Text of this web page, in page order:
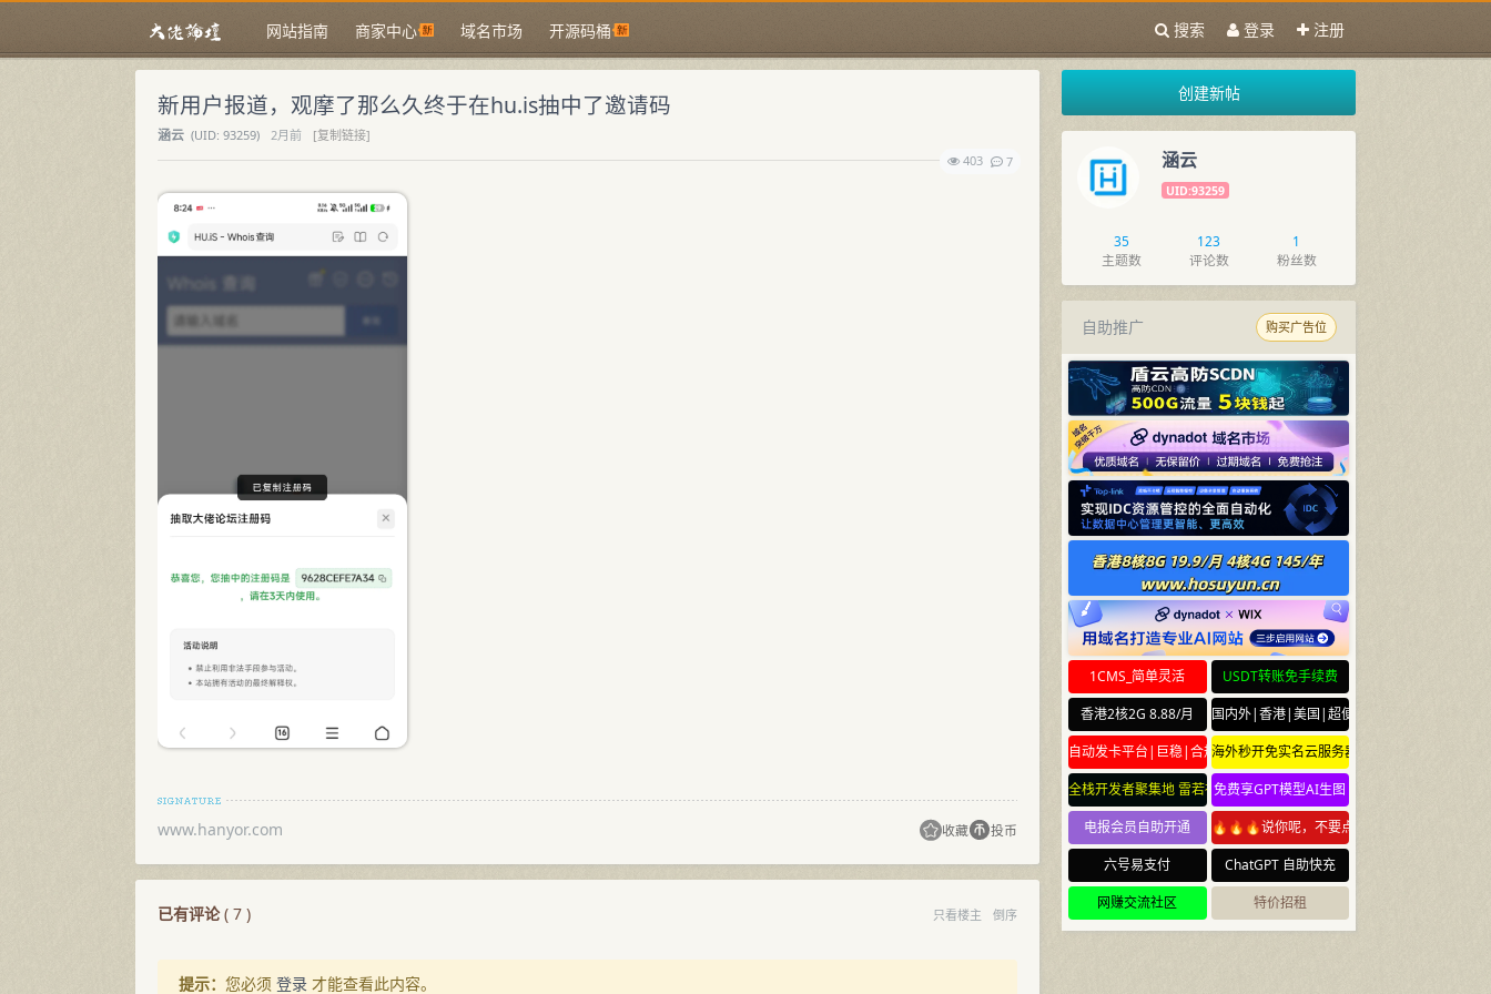
网站指南 商家中心 域名市场 开源码桶 搜索 登录 注册
新用户报道，观摩了那么久终于在hu.is抽中了邀请码
涵云 (UID: 93259) 2月前
[复制链接]
403
7
www.hanyor.com 收藏 投币
已有评论( 7 ) 只看楼主 倒序
提示： 您必须 登录 才能查看此内容。
创建新帖
涵云
UID:93259
35
主题数
123
评论数
1
粉丝数
自助推广 购买广告位
1CMS_简单灵活
USDT转账免手续费
香港2核2G 8.88/月
国内外|香港|美国|超便宜云服务器
自动发卡平台|巨稳|合规海外秒开免实名云服务器
全栈开发者聚集地 雷若社区 leiruo.com
免费享GPT模型AI生图
电报会员自助开通
🔥🔥🔥说你呢，不要点🔥🔥🔥
六号易支付
ChatGPT 自助快充
网赚交流社区
特价招租